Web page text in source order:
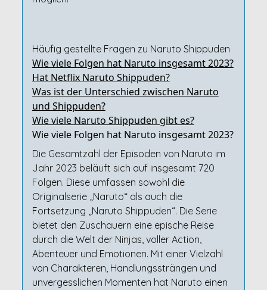
Häufig gestellte Fragen zu Naruto Shippuden
Wie viele Folgen hat Naruto insgesamt 2023?
Hat Netflix Naruto Shippuden?
Was ist der Unterschied zwischen Naruto
und Shippuden?
Wie viele Naruto Shippuden gibt es?
Wie viele Folgen hat Naruto insgesamt 2023?
Die Gesamtzahl der Episoden von Naruto im
Jahr 2023 beläuft sich auf insgesamt 720
Folgen. Diese umfassen sowohl die
Originalserie „Naruto“ als auch die
Fortsetzung „Naruto Shippuden“. Die Serie
bietet den Zuschauern eine epische Reise
durch die Welt der Ninjas, voller Action,
Abenteuer und Emotionen. Mit einer Vielzahl
von Charakteren, Handlungssträngen und
unvergesslichen Momenten hat Naruto einen